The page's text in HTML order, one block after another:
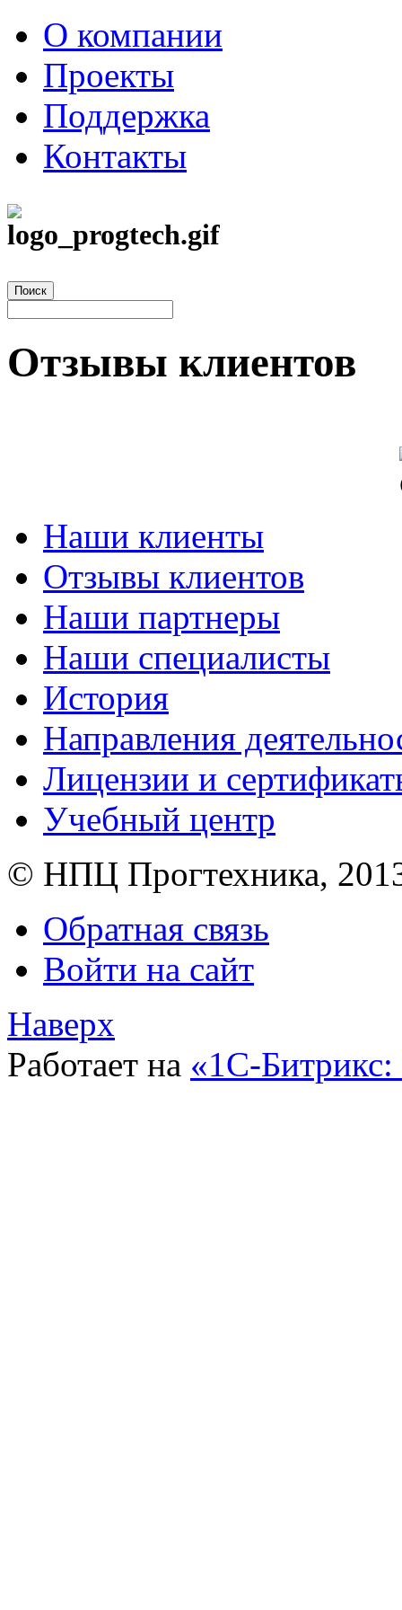
О компании
Проекты
Поддержка
Контакты
Отзывы клиентов
Наши клиенты
Отзывы клиентов
Наши партнеры
Наши специалисты
История
Направления
Лицензии и
Учебный центр
© НПЦ Прогтехника,
Обратная связь
Войти на сайт
Наверх
Работает на «1С-Битрикс: